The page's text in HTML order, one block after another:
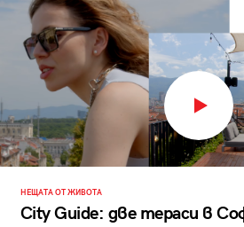
НЕЩАТА ОТ ЖИВОТА
City Guide: две тераси в